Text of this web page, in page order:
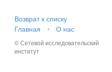
Возврат к списку
Главная
⋅ О нас
© Сетевой исследовательский
институт